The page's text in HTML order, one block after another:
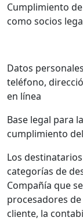
Cumplimiento
como socios
Datos
teléfono,
en línea
Base legal para
cumplimiento
Los
categorías de
Compañía que
procesadores
cliente, la